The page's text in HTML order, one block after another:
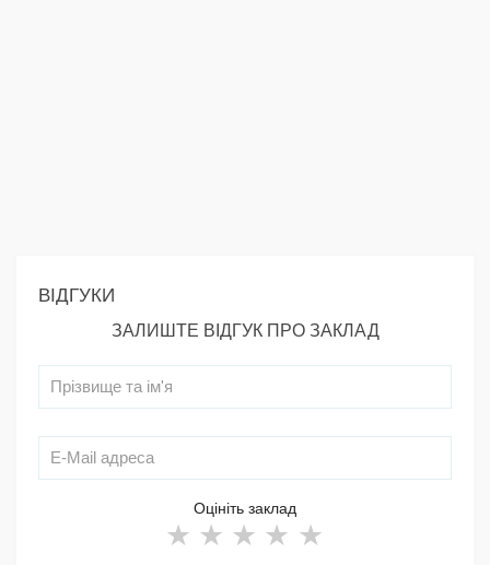
ВІДГУКИ
ЗАЛИШТЕ ВІДГУК ПРО ЗАКЛАД
Оцініть заклад